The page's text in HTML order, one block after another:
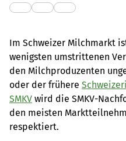
Im Schweizer Milchmarkt
wenigsten umstrittenen
den Milchproduzenten
oder der frühere
SMKV wird die SMKV-
den meisten
respektiert.